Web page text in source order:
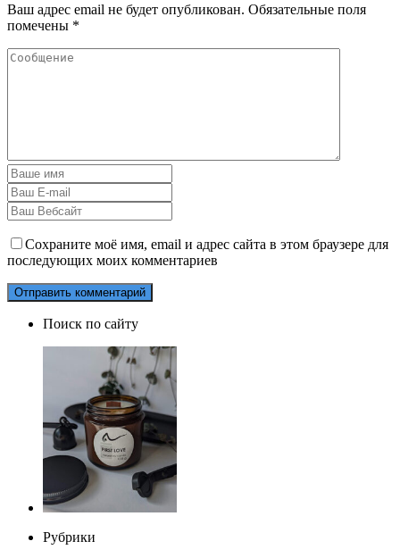
Ваш адрес email не будет опубликован. Обязательные поля
помечены *
Сохраните моё имя, email и адрес сайта в этом браузере для
последующих моих комментариев
Поиск по сайту
Рубрики